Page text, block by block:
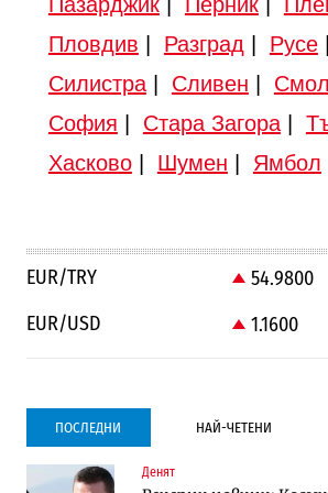
Пловдив
Разград Русе|
Силистра| Сливен
София
Стара Загора|
Хасково| Шумен Ямбол
EUR/TRY 54.9800
EUR/USD
1.1600
ПОСЛЕДНИ НАЙ-ЧЕТЕНИ
Денят
Градоустройство
Компании